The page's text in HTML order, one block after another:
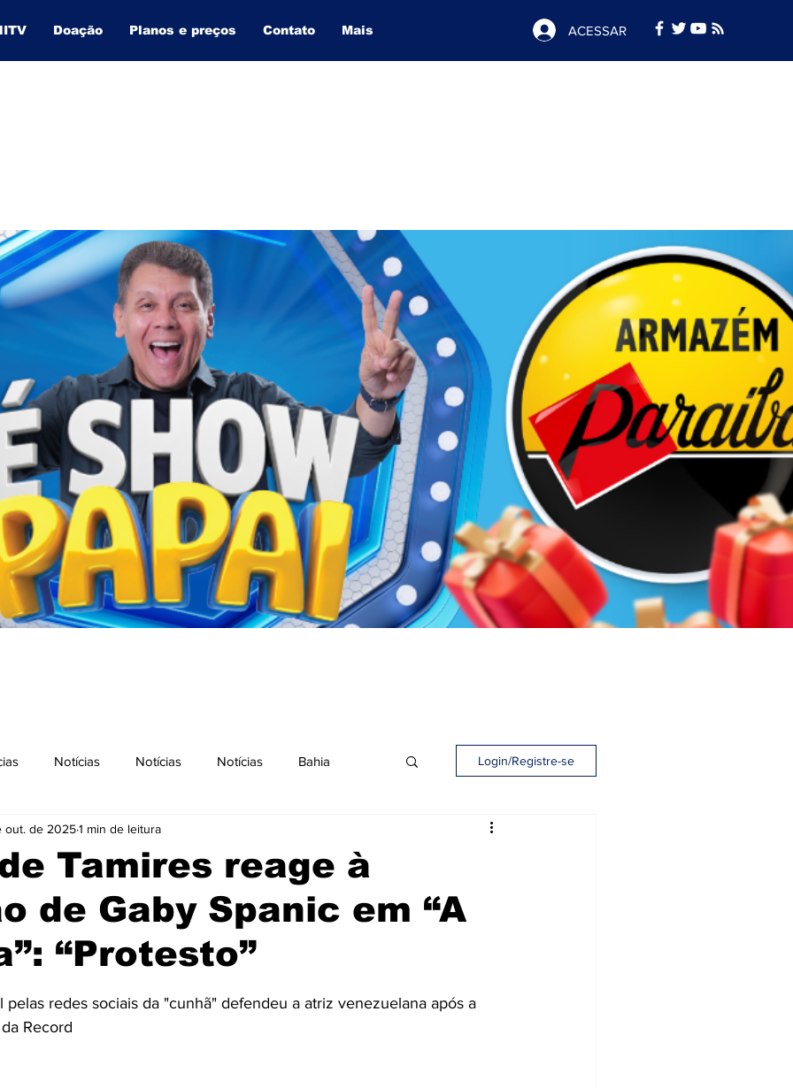
Doação Planos e preços Contato Mais ACESSAR
Notícias Notícias Notícias Bahia
Cidades Coluna
Emprego Enquete Eventos Fotos
Login/Registre-se
Tamires reage à
de Gaby Spanic em “A
“Protesto”
out. de 20251 min de leitura
5 estrelas.
pelas redes sociais da "cunhã" defendeu a atriz venezuelana após a
Record